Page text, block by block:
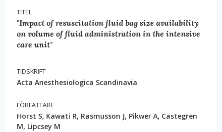
TITEL
"Impact of resuscitation fluid bag size availability
on volume of fluid administration in the intensive
care unit"
TIDSKRIFT
Acta Anesthesiologica Scandinavia
FÖRFATTARE
Horst S, Kawati R, Rasmusson J, Pikwer A, Castegren
M, Lipcsey M